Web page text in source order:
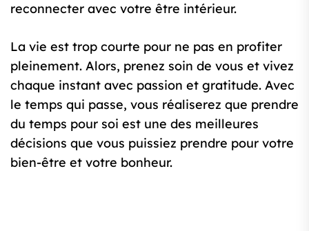
reconnecter avec votre être intérieur.
La vie est trop courte pour ne pas en profiter
pleinement. Alors, prenez soin de vous et vivez
chaque instant avec passion et gratitude. Avec
le temps qui passe, vous réaliserez que prendre
du temps pour soi est une des meilleures
décisions que vous puissiez prendre pour votre
bien-être et votre bonheur.